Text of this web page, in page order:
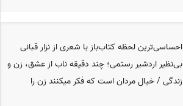
احساسی‌ترین لحظه کتاب‌باز با شعری از نزار قبانی
بی‌نظیر اردشیر رستمی؛ چند دقیقه ناب از عشق، زن و
زندگی / خیال مردان است که فکر میکنند زن‌ را